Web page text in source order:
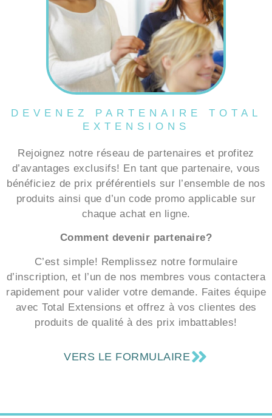
DEVENEZ PARTENAIRE TOTAL
EXTENSIONS
Rejoignez notre réseau de partenaires et profitez
d’avantages exclusifs! En tant que partenaire, vous
bénéficiez de prix préférentiels sur l’ensemble de nos
produits ainsi que d’un code promo applicable sur
chaque achat en ligne.
Comment devenir partenaire?
C’est simple! Remplissez notre formulaire
d’inscription, et l’un de nos membres vous contactera
rapidement pour valider votre demande. Faites équipe
avec Total Extensions et offrez à vos clientes des
produits de qualité à des prix imbattables!
VERS LE FORMULAIRE